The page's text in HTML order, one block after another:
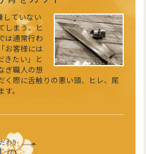
していない
しまう、ヒ
は通常行わ
お客様には
きたい」と
ぎ職人の想
く際に舌触りの悪い頭、ヒレ、尾
。